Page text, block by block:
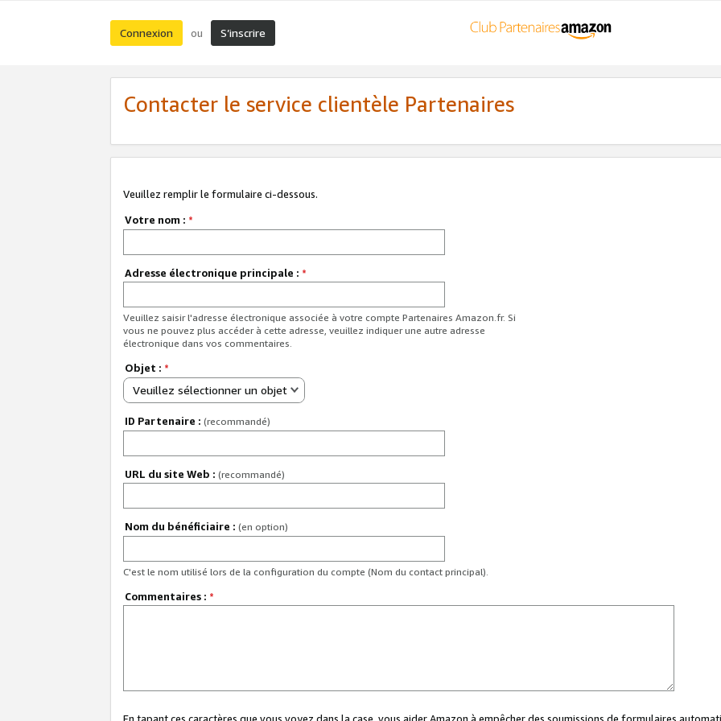
Connexion ou S’inscrire
Contacter le service clientèle Partenaires
Veuillez remplir le formulaire ci-dessous.
Votre nom : *
Adresse électronique principale : *
Veuillez saisir l'adresse électronique associée à votre compte Partenaires Amazon.fr. Si
vous ne pouvez plus accéder à cette adresse, veuillez indiquer une autre adresse
électronique dans vos commentaires.
Objet : *
Veuillez sélectionner un objet
ID Partenaire : (recommandé)
URL du site Web : (recommandé)
Nom du bénéficiaire : (en option)
C'est le nom utilisé lors de la configuration du compte (Nom du contact principal).
Commentaires : *